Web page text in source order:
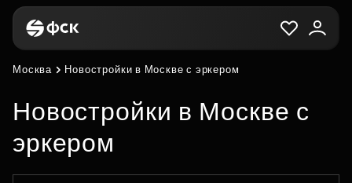
Москва Новостройки в Москве с эркером
Новостройки в Москве с
эркером